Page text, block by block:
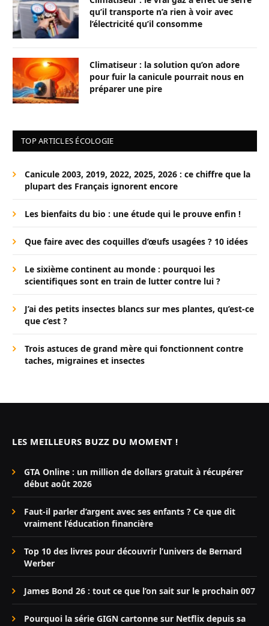
qu’il transporte n’a rien à voir avec
l’électricité qu’il consomme
Climatiseur : la solution qu’on adore
pour fuir la canicule pourrait nous en
préparer une pire
TOP ARTICLES ÉCOLOGIE
Canicule 2003, 2019, 2022, 2025, 2026 : ce chiffre que la
plupart des Français ignorent encore
Les bienfaits du bio : une étude qui le prouve enfin !
Que faire avec des coquilles d’œufs usagées ? 10 idées
Le sixième continent au monde : pourquoi les
scientifiques sont en train de lutter contre lui ?
J’ai des petits insectes blancs sur mes plantes, qu’est-ce
que c’est ?
Trois astuces de grand mère qui fonctionnent contre
taches, migraines et insectes
LES MEILLEURS BUZZ DU MOMENT !
GTA Online : un million de dollars gratuit à récupérer
début août 2026
Faut-il parler d’argent avec ses enfants ? Ce que dit
vraiment l’éducation financière
Top 10 des livres pour découvrir l’univers de Bernard
Werber
James Bond 26 : tout ce que l’on sait sur le prochain 007
Pourquoi la série GIGN cartonne sur Netflix depuis sa